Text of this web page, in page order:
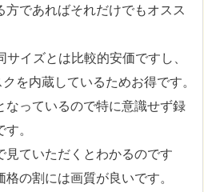
であればそれだけでもオスス
イズとは比較的安価ですし、
を内蔵しているためお得です。
っているので特に意識せず録
。
見ていただくとわかるのです
の割には画質が良いです。